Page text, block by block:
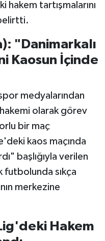
hakem tartışmalarını
"Danimarkalı
Kaosun İçinde
medyalarından
olarak görev
bir maç
kaos maçında
başlığıyla verilen
futbolunda sıkça
merkezine
Hakem